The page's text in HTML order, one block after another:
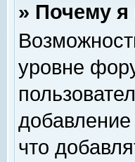
» Почему
уровне
что